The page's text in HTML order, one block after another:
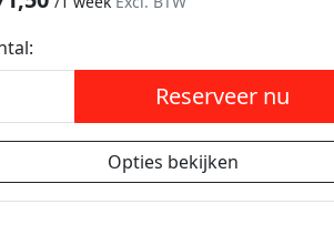
Reserveer nu
Opties bekijken